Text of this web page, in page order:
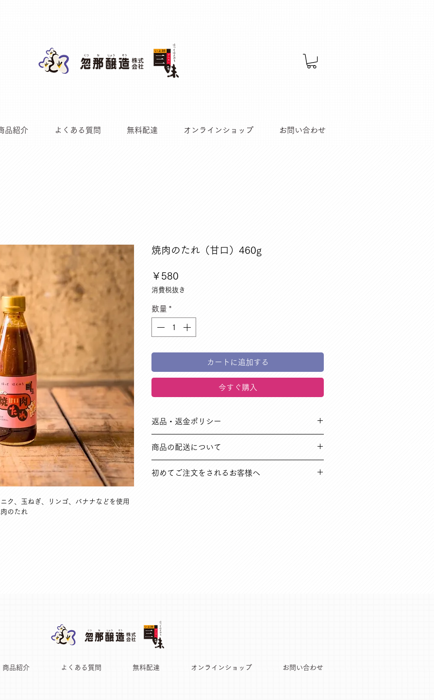
品紹介 よくある質問 無料配達 オンラインショップ お問い合わせ
ク、玉ねぎ、リンゴ、バナナなどを使用
のたれ
焼肉のたれ（甘口）460g
￥580
格
消費税抜き
数量 *
カートに追加する
今すぐ購入
返品・返金ポリシー
ど
※返品送料は弊社にて負担いたします
商品の配送について
ては別途ご連絡いたします。
初めてご注文をされるお客様へ
商品紹介 よくある質問 無料配達 オンラインショップ お問い合わせ